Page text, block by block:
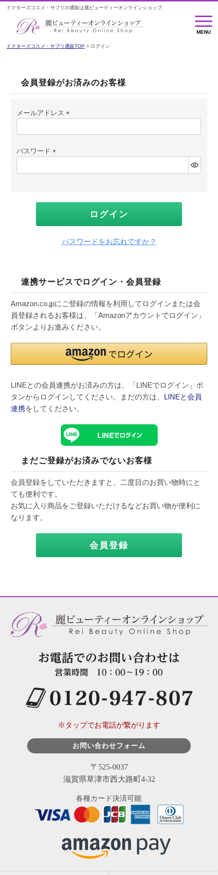
ドクターズコスメ・サプリの通販は麗ビューティーオンラインショップ
MENU
MENU
ドクターズコスメ・サプリ通販TOP ログイン
会員登録がお済みのお客様
メールアドレス
須)
パスワード
須)
ログイン
パスワードをお忘れですか？
連携サービスでログイン・会員登録
Amazon.co.jpにご登録の情報を利用してログインまたは会
員登録されるお客様は、「Amazonアカウントでログイン」
ボタンよりお進みください。
LINEとの会員連携がお済みの方は、「LINEでログイン」ボ
タンからログインしてください。まだの方は、 LINEと会員
連携をしてください。
まだご登録がお済みでないお客様
会員登録をしていただきますと、二度目のお買い物時にと
ても便利です。
お気に入り商品をご登録いただけるなどお買い物が便利に
なります。
会員登録
※タップでお電話が繋がります
お問い合わせフォーム
〒525-0037
滋賀県草津市西大路町4-32
各種カード決済可能